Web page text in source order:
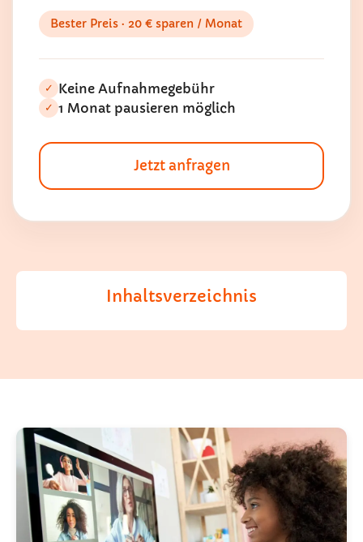
Bester Preis · 20 € sparen / Monat
✓ Keine Aufnahmegebühr
✓ 1 Monat pausieren möglich
Jetzt anfragen
Inhaltsverzeichnis